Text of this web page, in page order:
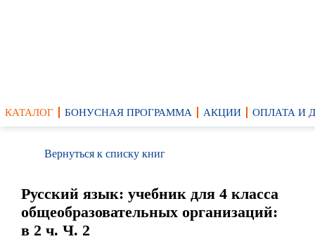
КАТАЛОГ БОНУСНАЯ ПРОГРАММА АКЦИИ ОПЛАТА И
Вернуться к списку книг
Русский язык: учебник для 4 класса
общеобразовательных организаций:
в 2 ч. Ч. 2